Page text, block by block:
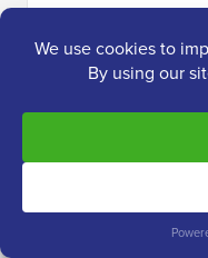
skattedeklarationer.
hjälpsamma
Genom att använda
dokument gratis,